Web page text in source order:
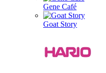
Gene Café
Goat Story